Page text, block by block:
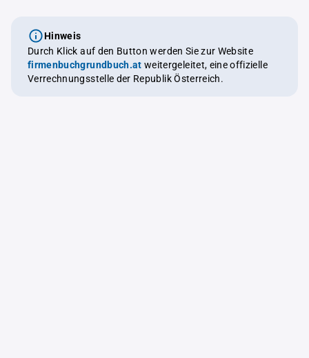
Hinweis
Durch Klick auf den Button werden Sie zur Website
firmenbuchgrundbuch.at weitergeleitet, eine offizielle
Verrechnungsstelle der Republik Österreich.